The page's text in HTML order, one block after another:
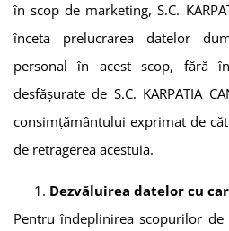
în scop de marketing,S.C.
înceta prelucrarea datelor
personal în acest scop, fără
desfășurate de S.C. KARPATIA
consimțământului exprimat de
de retragerea acestuia.
Dezvăluirea datelor cu
Pentru îndeplinirea scopurilor de